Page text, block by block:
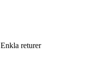
Enkla returer